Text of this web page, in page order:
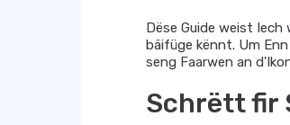
Dëse Guide weist Iech
bäifüge kënnt. Um
seng Faarwen an
Schrëtt fir